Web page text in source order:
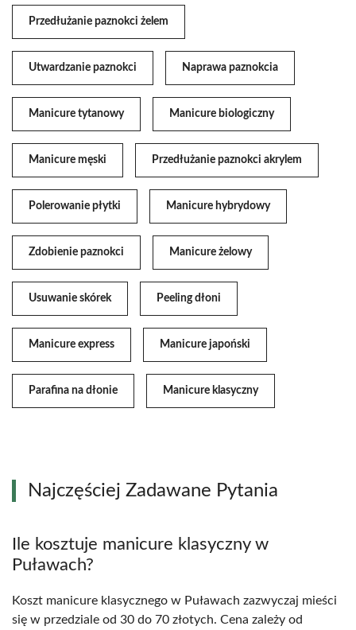
Przedłużanie paznokci żelem
Utwardzanie paznokci Naprawa paznokcia
Manicure tytanowy Manicure biologiczny
Manicure męski Przedłużanie paznokci akrylem
Polerowanie płytki Manicure hybrydowy
Zdobienie paznokci Manicure żelowy
Usuwanie skórek Peeling dłoni
Manicure express Manicure japoński
Parafina na dłonie Manicure klasyczny
Najczęściej Zadawane Pytania
Ile kosztuje manicure klasyczny w
Puławach?
Koszt manicure klasycznego w Puławach zazwyczaj mieści
się w przedziale od 30 do 70 złotych. Cena zależy od